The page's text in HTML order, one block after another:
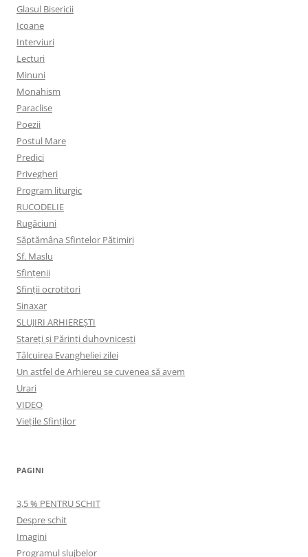
Glasul Bisericii
Icoane
Interviuri
Lecturi
Minuni
Monahism
Paraclise
Poezii
Postul Mare
Predici
Privegheri
Program liturgic
RUCODELIE
Rugăciuni
Săptămâna Sfintelor Pătimiri
Sf. Maslu
Sfințenii
Sfinții ocrotitori
Sinaxar
SLUJIRI ARHIEREȘTI
Stareți și Părinți duhovnicești
Tâlcuirea Evangheliei zilei
Un astfel de Arhiereu se cuvenea să avem
Urari
VIDEO
Viețile Sfinților
PAGINI
3,5 % PENTRU SCHIT
Despre schit
Imagini
Programul slujbelor